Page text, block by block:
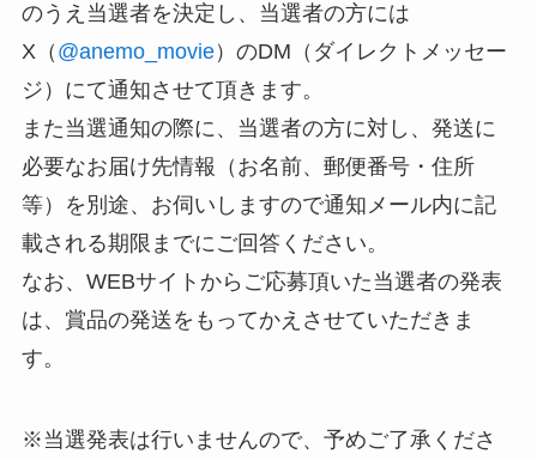
のうえ当選者を決定し、当選者の方には
X（ @anemo_movie）のDM（ダイレクトメッセー
ジ）にて通知させて頂きます。
また当選通知の際に、当選者の方に対し、発送に
必要なお届け先情報（お名前、郵便番号・住所
等）を別途、お伺いしますので通知メール内に記
載される期限までにご回答ください。
なお、WEBサイトからご応募頂いた当選者の発表
は、賞品の発送をもってかえさせていただきま
す。
※当選発表は行いませんので、予めご了承くださ